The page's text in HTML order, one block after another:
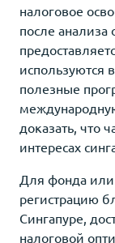
налоговое
после анализа
используются
полезные
доказать, что
интересах
Для фонда
регистрацию
Сингапуре,
налоговой